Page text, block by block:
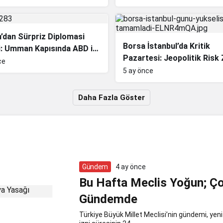
Sürpriz Diplomasi
Kapısında ABD ile
Borsa İstanbul’da Kritik
Pazartesi: Jeopolitik Risk
Fiyatlanıyor Muydu? Borsa
5 ay önce
Daha Fazla Göster
Gündem 4 ay önce
Bu Hafta Meclis Yoğun;
Gündemde
Türkiye Büyük Millet Meclisi’nin gündemi,